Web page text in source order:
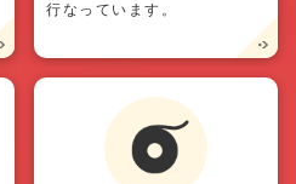
行なっています。